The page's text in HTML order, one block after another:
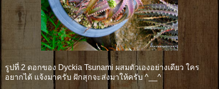
รูปที่ 2 ดอกของ Dyckia Tsunami ผสมตัวเองอย่างเดียว ใคร
อยากได้ แจ้งมาครับ ฝักสุกจะส่งมาให้ครับ ^__^